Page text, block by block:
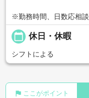
※勤務時間、日数応相談
calendar_today 休日・休暇
シフトによる
flag ここがポイント